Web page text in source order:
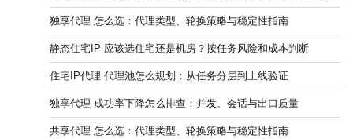
独享代理 怎么选：代理类型、轮换策略与稳定性指南
静态住宅IP 应该选住宅还是机房？按任务风险和成本判断
住宅IP代理 代理池怎么规划：从任务分层到上线验证
独享代理 成功率下降怎么排查：并发、会话与出口质量
共享代理 怎么选：代理类型、轮换策略与稳定性指南